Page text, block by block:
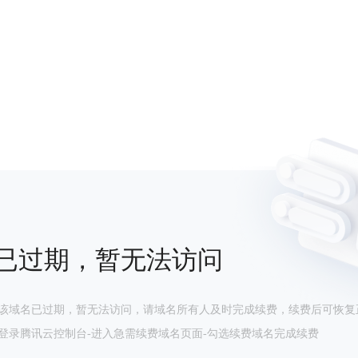
过期，暂无法访问
域名已过期，暂无法访问，请域名所有人及时完成续费，续费后可恢复
录腾讯云控制台-进入急需续费域名页面-勾选续费域名完成续费